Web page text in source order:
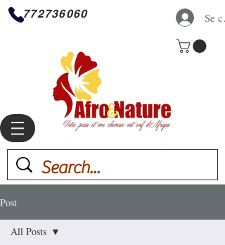
Se
772736060
Post
All Posts